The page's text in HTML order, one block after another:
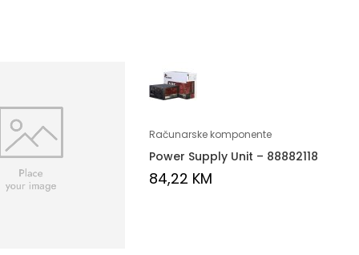
Računarske komponente
Power Supply Unit – 88882118
84,22 KM